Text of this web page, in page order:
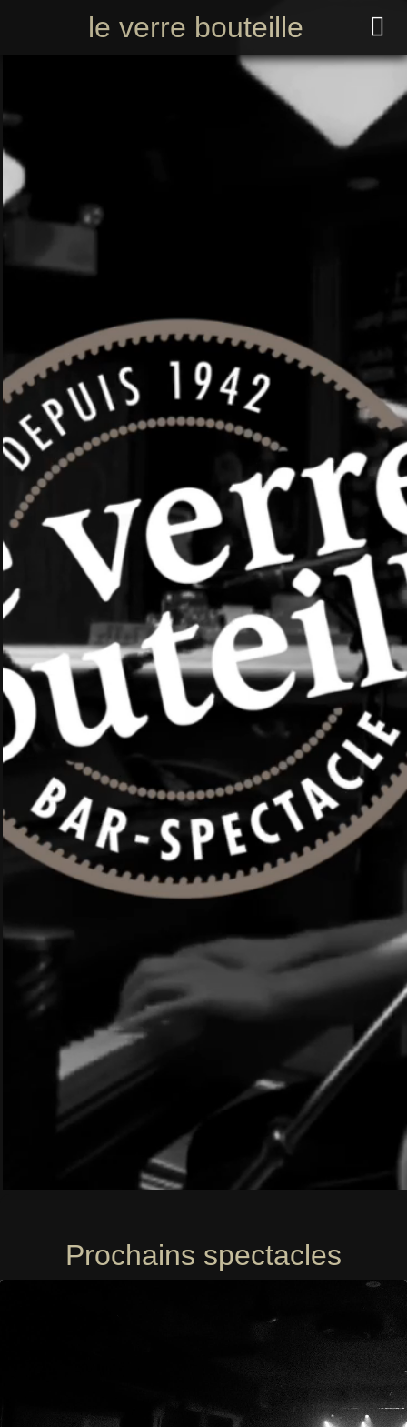
le verre bouteille
Prochains spectacles